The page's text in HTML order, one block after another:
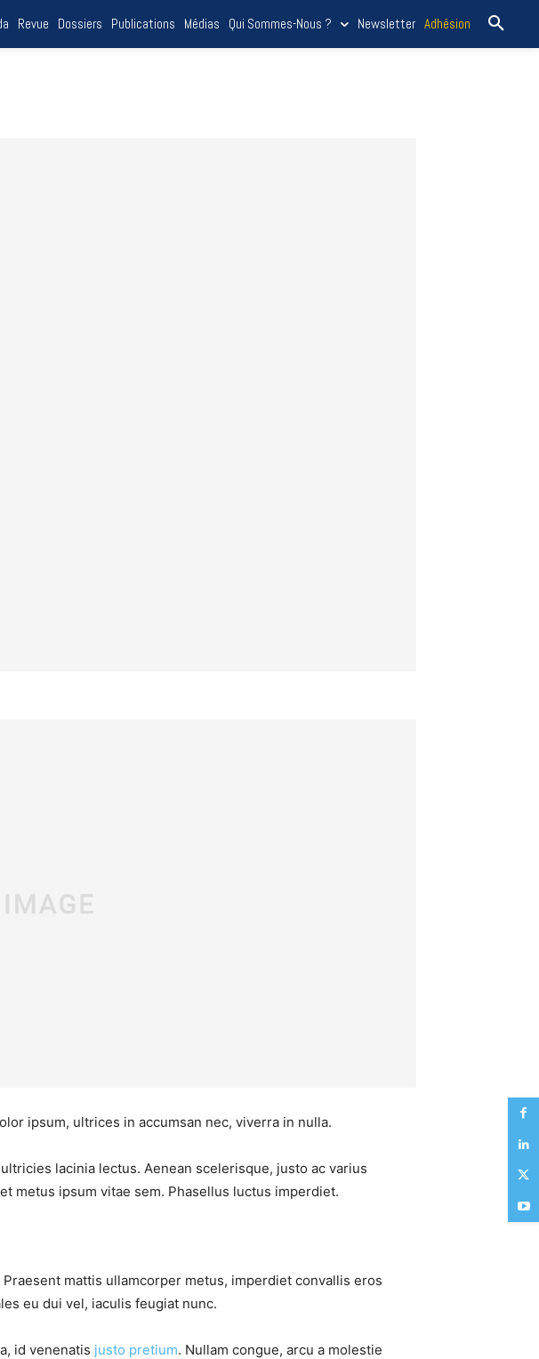
Revue Dossiers Publications Médias Qui Sommes-Nous ? Newsletter Adhésion
ipsum, ultrices in accumsan nec, viverra in nulla.
lacinia lectus. Aenean scelerisque, justo ac varius
metus ipsum vitae sem. Phasellus luctus imperdiet.
mattis ullamcorper metus, imperdiet convallis eros
eu dui vel, iaculis feugiat nunc.
id venenatis justo pretium. Nullam congue, arcu a molestie